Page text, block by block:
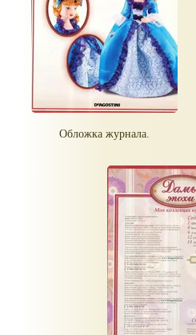
Обложка журнала.